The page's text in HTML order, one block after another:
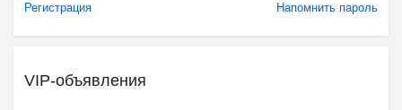
Регистрация Напомнить пароль
VIP-объявления